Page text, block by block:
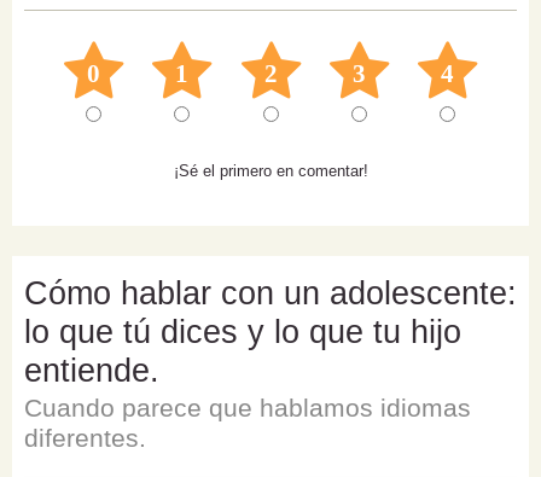
0 1 2 3 4
¡Sé el primero en comentar!
Cómo hablar con un adolescente:
lo que tú dices y lo que tu hijo
entiende.
Cuando parece que hablamos idiomas
diferentes.